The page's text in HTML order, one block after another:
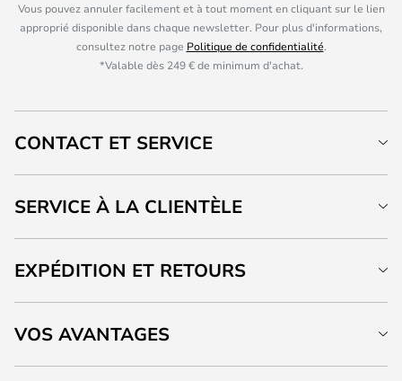
Vous pouvez annuler facilement et à tout moment en cliquant sur le lien
approprié disponible dans chaque newsletter. Pour plus d'informations,
consultez notre page Politique de confidentialité.
*Valable dès 249 € de minimum d'achat.
CONTACT ET SERVICE
SERVICE À LA CLIENTÈLE
EXPÉDITION ET RETOURS
VOS AVANTAGES